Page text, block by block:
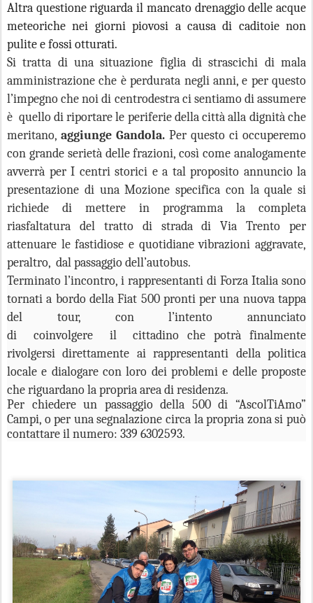
Altra questione riguarda il mancato drenaggio delle acque
meteoriche nei giorni piovosi a causa di caditoie non
pulite e fossi otturati.
Si tratta di una situazione figlia di strascichi di mala
amministrazione che è perdurata negli anni, e per questo
l’impegno che noi di centrodestra ci sentiamo di assumere
è quello di riportare le periferie della città alla dignità che
meritano, aggiunge Gandola. Per questo ci occuperemo
con grande serietà delle frazioni, così come analogamente
avverrà per I centri storici e a tal proposito annuncio la
presentazione di una Mozione specifica con la quale si
richiede di mettere in programma la completa
riasfaltatura del tratto di strada di Via Trento per
attenuare le fastidiose e quotidiane vibrazioni aggravate,
peraltro, dal passaggio dell’autobus.
Terminato l’incontro, i rappresentanti di Forza Italia sono
tornati a bordo della Fiat 500 pronti per una nuova tappa
del tour, con l’intento annunciato
di coinvolgere il cittadino che potrà finalmente
rivolgersi direttamente ai rappresentanti della politica
locale e dialogare con loro dei problemi e delle proposte
che riguardano la propria area di residenza.
Per chiedere un passaggio della 500 di “AscolTiAmo”
Campi, o per una segnalazione circa la propria zona si può
contattare il numero: 339 6302593.